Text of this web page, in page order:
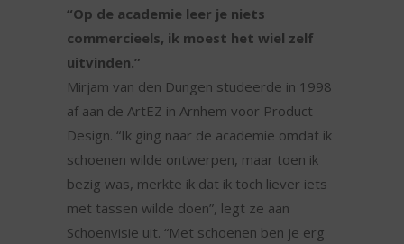
“Op de academie leer je niets
commercieels, ik moest het wiel zelf
uitvinden.”
Mirjam van den Dungen studeerde in 1998
af aan de ArtEZ in Arnhem voor Product
Design. “Ik ging naar de academie omdat ik
schoenen wilde ontwerpen, maar toen ik
bezig was, merkte ik dat ik toch liever iets
met tassen wilde doen”, legt ze aan
Schoenvisie uit. “Met schoenen ben je erg